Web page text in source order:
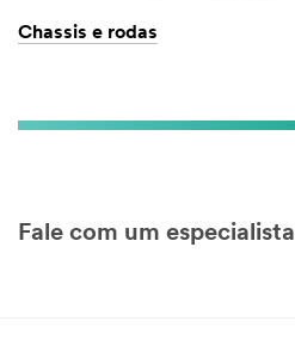
Chassis e rodas
Fale com um especialista